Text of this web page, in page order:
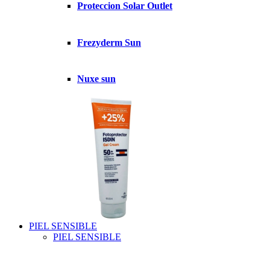
Proteccion Solar Outlet
Frezyderm Sun
Nuxe sun
PIEL SENSIBLE
PIEL SENSIBLE